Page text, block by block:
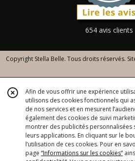
654 avis clients
Copyright Stella Belle. Tous droits réservés.
Afin de vous offrir une expérience
utilisons des cookies fonctionnels qui
de nos services et en mesurent
également des cookies de suivi
montrer des publicités personnalisées
leurs applications. En cliquant sur le
l’utilisation de ces cookies. Pour en
page “Informations sur les cookies”